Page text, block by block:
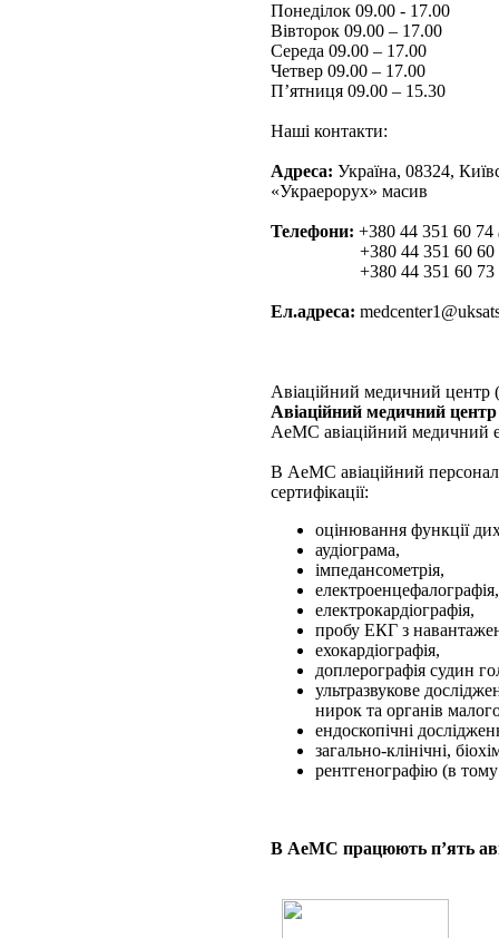
Понеділок 09.00 - 17.00
Вівторок 09.00 – 17.00
Середа 09.00 – 17.00
Четвер 09.00 – 17.00
П’ятниця 09.00 – 15.30
Наші контакти:
Адреса: Україна, 08324,
«Украерорух» масив
Телефони: +380 44 351 60 74
+380 44 351 60 60
+380 44 351 60 73
Ел.адреса:
Авіаційний медичний
Авіаційний медичний
АеМС авіаційний медичний
В АеМС авіаційний персонал
сертифікації:
оцінювання функції
аудіограма,
імпедансометрія,
електроенцефалографія,
електрокардіографія,
пробу ЕКГ з
ехокардіографія,
доплерографія судин
ультразвукове
нирок та органів
ендоскопічні
загально-клінічні,
рентгенографію (в
В АеМС працюють п’ять